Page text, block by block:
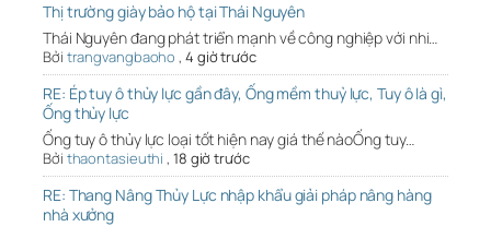
Thị trường giày bảo hộ tại Thái Nguyên
Thái Nguyên đang phát triển mạnh về công nghiệp với nhi…
Bởi trangvangbaoho , 4 giờ trước
RE: Ép tuy ô thủy lực gần đây, Ống mềm thuỷ lực, Tuy ô là gì,
Ống thủy lực
Ống tuy ô thủy lực loại tốt hiện nay giá thế nàoỐng tuy…
Bởi thaontasieuthi , 18 giờ trước
RE: Thang Nâng Thủy Lực nhập khẩu giải pháp nâng hàng
nhà xưởng